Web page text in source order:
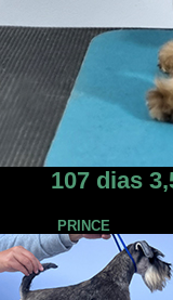
107 dias
PRINCE